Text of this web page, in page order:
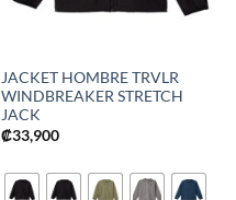
JACKET HOMBRE TRVLR
WINDBREAKER STRETCH
JACK
₡33,900